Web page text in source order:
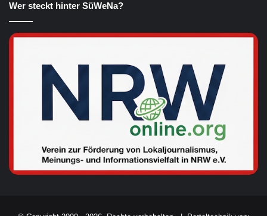
Wer steckt hinter SüWeNa?